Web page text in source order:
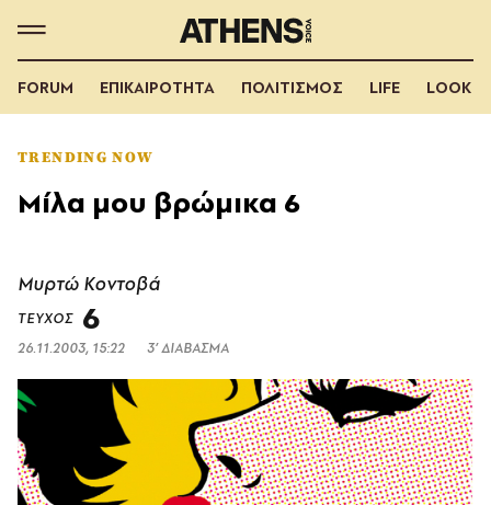
FORUM ΕΠΙΚΑΙΡΟΤΗΤΑ ΠΟΛΙΤΙΣΜΟΣ LIFE LOOK
TRENDING NOW
Μίλα μου βρώμικα 6
Μυρτώ Κοντοβά
ΤΕΥΧΟΣ 6
26.11.2003, 15:22 3’ ΔΙΑΒΑΣΜΑ